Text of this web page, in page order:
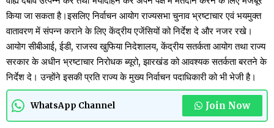
किया जा सकता है।इसलिए निर्वाचन आयोग राज्यसभा चुनाव भ्रष्टाचार एवं भयमुक्त
वातावरण में संपन्न कराने के लिए केंद्रीय एजेंसियों को निर्देश दे और नजर रखे।
आयोग सीबीआई, ईडी, राजस्व खुफिया निदेशालय, केंद्रीय सतर्कता आयोग तथा राज्य
सरकार के अधीन भ्रष्टाचार निरोधक ब्यूरो, झारखंड को आवश्यक सतर्कता बरतने के
निर्देश दे। उन्होंने इसकी प्रति राज्य के मुख्य निर्वाचन पदाधिकारी को भी भेजी है।
WhatsApp Channel Join Now